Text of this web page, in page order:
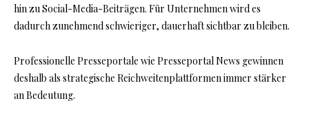
hin zu Social-Media-Beiträgen. Für Unternehmen wird es
dadurch zunehmend schwieriger, dauerhaft sichtbar zu bleiben.
Professionelle Presseportale wie Presseportal News gewinnen
deshalb als strategische Reichweitenplattformen immer stärker
an Bedeutung.